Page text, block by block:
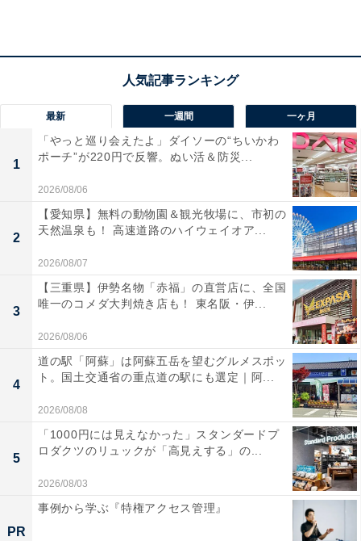
「おふろの王様 和光店」の口コミは？
「おふろの王様 和光店」には以下のような口コミが寄せ
られています。
施設全体が非常に新しくて清潔感があり、清掃が行
き届いているため、どこのエリアも気持ちよく利用
できる。
サウナの温度や湿度のセッティングが絶妙で、水風
最新 一週間 一ヶ月
1
「やっと巡り会えたよ」ダイソーの“ちいかわ
ポーチ”が220円で反響。ぬい活＆防災...
2026/08/06
2
【愛知県】無料の動物園＆観光牧場に、市初の
天然温泉も！ 高速道路のハイウェイオア...
2026/08/07
3
【三重県】伊勢名物「赤福」の直営店に、全国
唯一のコメダ大判焼き店も！ 東名阪・伊...
2026/08/06
4
道の駅「阿蘇」は阿蘇五岳を望むグルメスポッ
ト。国土交通省の重点道の駅にも選定｜阿...
2026/08/08
5
「1000円には見えなかった」スタンダードプ
ロダクツのリュックが「高見えする」の...
2026/08/03
PR
事例から学ぶ『特権アクセス管理』